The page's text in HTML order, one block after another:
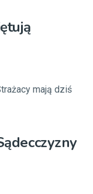
mają dziś